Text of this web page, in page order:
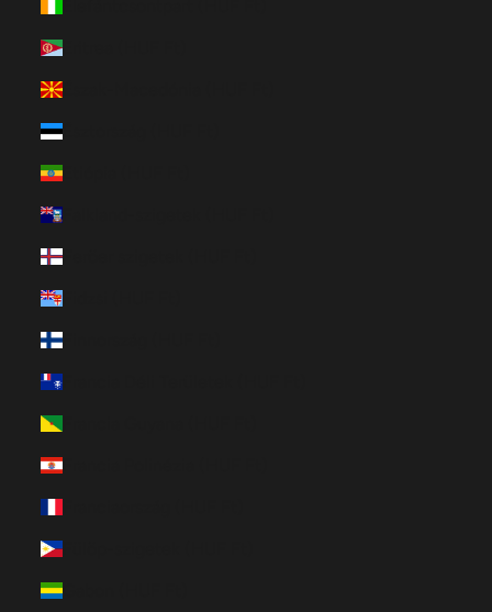
Eritrea (HUF Ft)
Észak-Macedónia (HUF Ft)
Észtország (HUF Ft)
Etiópia (HUF Ft)
Feröer szigetek (HUF Ft)
Finnország (HUF Ft)
Francia Déli Területek (HUF Ft)
Francia Polinézia (HUF Ft)
Fülöp-szigetek (HUF Ft)
Gabon (HUF Ft)